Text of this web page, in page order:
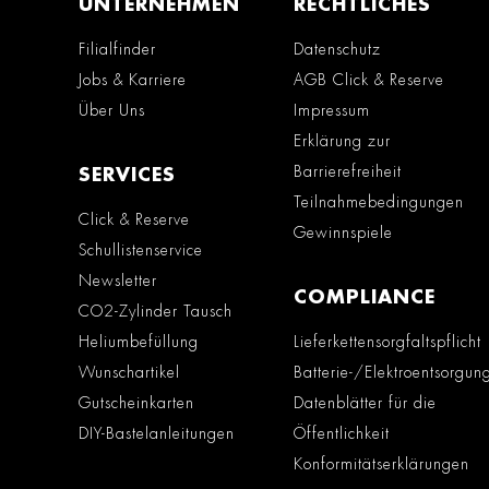
UNTERNEHMEN
Filialfinder
Jobs & Karriere
Über Uns
SERVICES
Click & Reserve
Schullistenservice
Newsletter
CO2-Zylinder Tausch
Heliumbefüllung
Wunschartikel
Gutscheinkarten
DIY-Bastelanleitungen
RECHTLICHES
Datenschutz
AGB Click & Reserve
Impressum
Erklärung zur
Barrierefreiheit
Teilnahmebedingungen
Gewinnspiele
COMPLIANCE
Lieferkettensorgfaltspflicht
Batterie-/Elektroentsorgung
Datenblätter für die
Öffentlichkeit
Konformitätserklärungen